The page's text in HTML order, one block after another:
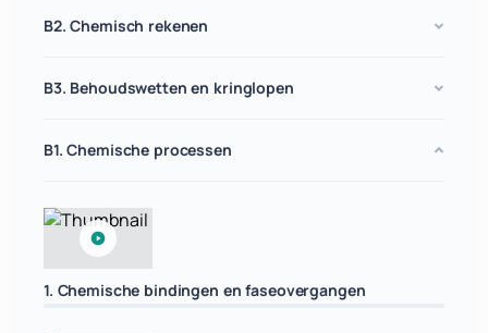
B2. Chemisch rekenen
B3. Behoudswetten en kringlopen
B1. Chemische processen
1. Chemische bindingen en faseovergangen